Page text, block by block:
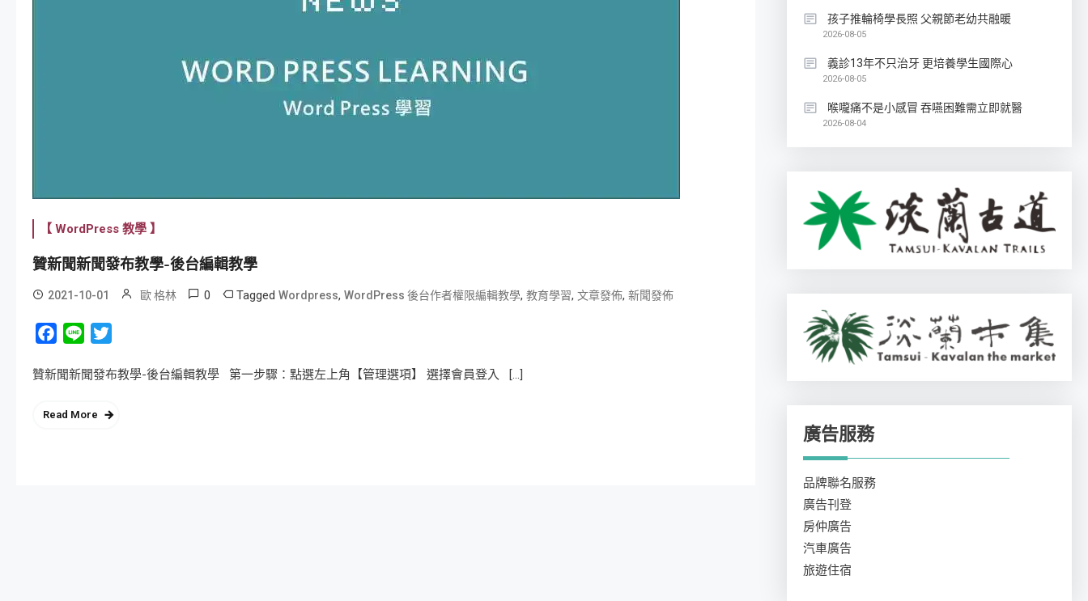
【 WordPress 教學 】
贊新聞新聞發布教學-後台編輯教學
2021-10-01 歐 格林 0 Tagged Wordpress, WordPress 後台作者權限編輯教學, 教育學習, 文章發佈, 新聞發佈
Facebook
Line
贊新聞新聞發布教學-後台編輯教學 第一步驟：點選左上角【管理選項】 選擇會員登入 […]
Read More
孩子推輪椅學長照 父親節老幼共融暖
2026-08-05
義診13年不只治牙 更培養學生國際心
2026-08-05
喉嚨痛不是小感冒 吞嚥困難需立即就醫
2026-08-04
廣告服務
品牌聯名服務
廣告刊登
房仲廣告
汽車廣告
旅遊住宿